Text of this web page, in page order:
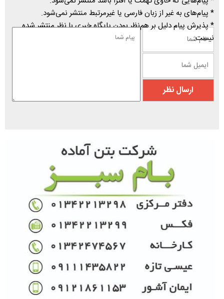
* پیام‌های به غیر از زبان فارسی یا غیرمرتبط منتشر نمی‌شود.
* پذیرش پیام دلیل بر هم‌نظر بودن پایگاه خبری با نظر منتشر شده
نیست.